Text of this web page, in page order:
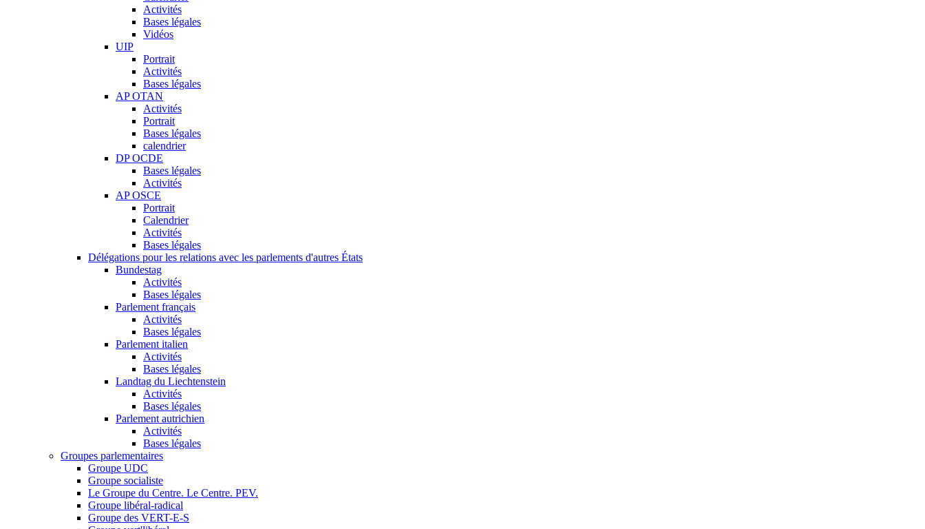
Activités
Bases légales
Vidéos
UIP
Portrait
Activités
Bases légales
AP OTAN
Activités
Portrait
Bases légales
calendrier
DP OCDE
Bases légales
Activités
AP OSCE
Portrait
Calendrier
Activités
Bases légales
Délégations pour les relations avec les parlements d'autres États
Bundestag
Activités
Bases légales
Parlement français
Activités
Bases légales
Parlement italien
Activités
Bases légales
Landtag du Liechtenstein
Activités
Bases légales
Parlement autrichien
Activités
Bases légales
Groupes parlementaires
Groupe UDC
Groupe socialiste
Le Groupe du Centre. Le Centre. PEV.
Groupe libéral-radical
Groupe des VERT-E-S